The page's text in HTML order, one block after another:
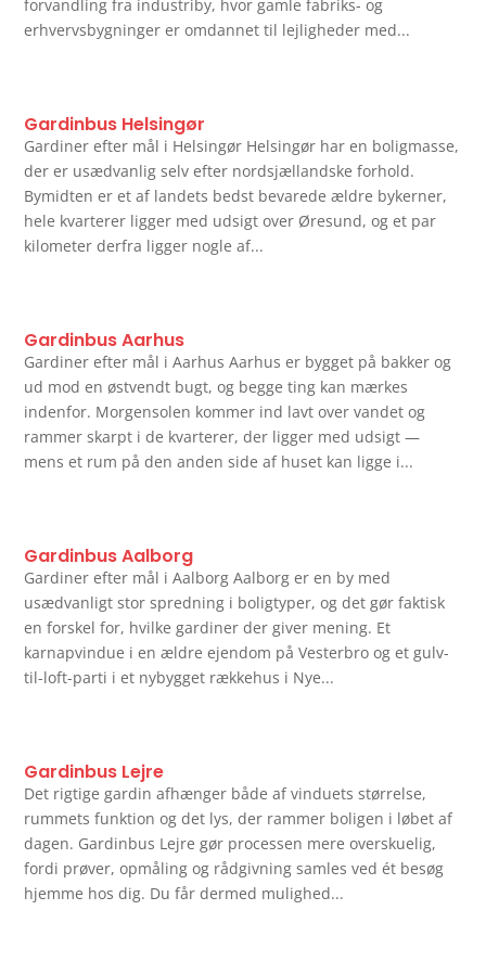
forvandling fra industriby, hvor gamle fabriks- og
erhvervsbygninger er omdannet til lejligheder med...
Gardinbus Helsingør
Gardiner efter mål i Helsingør Helsingør har en boligmasse,
der er usædvanlig selv efter nordsjællandske forhold.
Bymidten er et af landets bedst bevarede ældre bykerner,
hele kvarterer ligger med udsigt over Øresund, og et par
kilometer derfra ligger nogle af...
Gardinbus Aarhus
Gardiner efter mål i Aarhus Aarhus er bygget på bakker og
ud mod en østvendt bugt, og begge ting kan mærkes
indenfor. Morgensolen kommer ind lavt over vandet og
rammer skarpt i de kvarterer, der ligger med udsigt —
mens et rum på den anden side af huset kan ligge i...
Gardinbus Aalborg
Gardiner efter mål i Aalborg Aalborg er en by med
usædvanligt stor spredning i boligtyper, og det gør faktisk
en forskel for, hvilke gardiner der giver mening. Et
karnapvindue i en ældre ejendom på Vesterbro og et gulv-
til-loft-parti i et nybygget rækkehus i Nye...
Gardinbus Lejre
Det rigtige gardin afhænger både af vinduets størrelse,
rummets funktion og det lys, der rammer boligen i løbet af
dagen. Gardinbus Lejre gør processen mere overskuelig,
fordi prøver, opmåling og rådgivning samles ved ét besøg
hjemme hos dig. Du får dermed mulighed...